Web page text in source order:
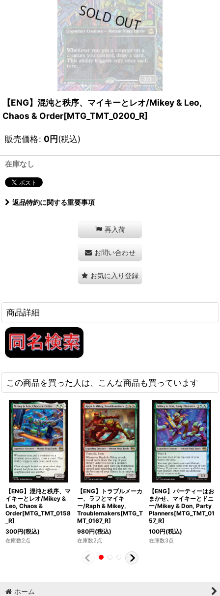
【ENG】混沌と秩序、マイキーとレオ/Mikey & Leo,
Chaos & Order[MTG_TMT_0200_R]
販売価格: 0円(税込)
在庫なし
返品特約に関する重要事項
再入荷
お問い合わせ
お気に入り登録
商品詳細
この商品を買った人は、こんな商品も買っています
【ENG】混沌と秩序、マ
イキーとレオ/Mikey &
Leo, Chaos &
Order[MTG_TMT_0158
_R]
300円(税込)
在庫数2点
【ENG】トラブルメーカ
ー、ラフとマイキ
ー/Raph & Mikey,
Troublemakers[MTG_T
MT_0167_R]
980円(税込)
在庫数2点
【ENG】パーティーはお
まかせ、マイキーとドニ
ー/Mikey & Don, Party
Planners[MTG_TMT_01
57_R]
100円(税込)
在庫数3点
ホーム